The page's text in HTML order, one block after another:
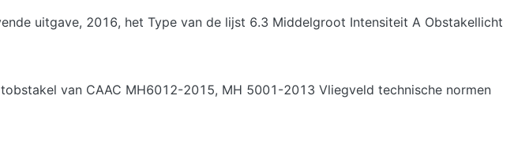
uitgave, 2016, het Type van de lijst 6.3 Middelgroot Intensiteit A Obstakellicht
van CAAC MH6012-2015, MH 5001-2013 Vliegveld technische normen